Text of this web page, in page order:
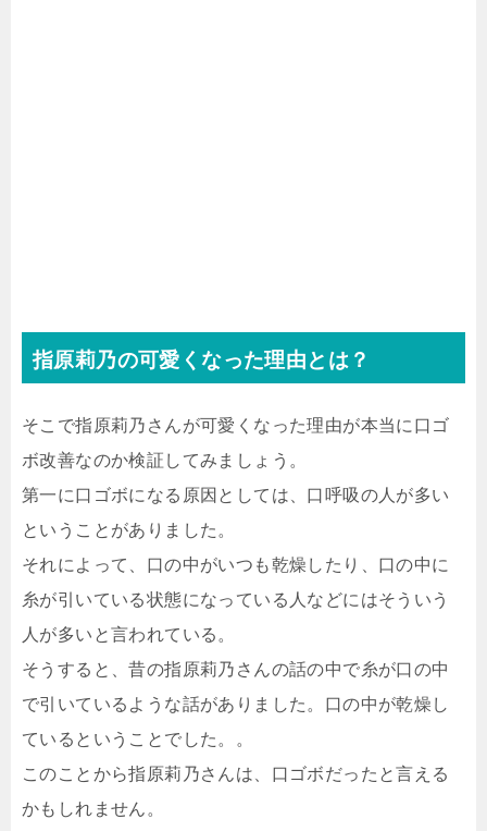
指原莉乃の可愛くなった理由とは？
そこで指原莉乃さんが可愛くなった理由が本当に口ゴ
ボ改善なのか検証してみましょう。
第一に口ゴボになる原因としては、口呼吸の人が多い
ということがありました。
それによって、口の中がいつも乾燥したり、口の中に
糸が引いている状態になっている人などにはそういう
人が多いと言われている。
そうすると、昔の指原莉乃さんの話の中で糸が口の中
で引いているような話がありました。口の中が乾燥し
ているということでした。。
このことから指原莉乃さんは、口ゴボだったと言える
かもしれません。